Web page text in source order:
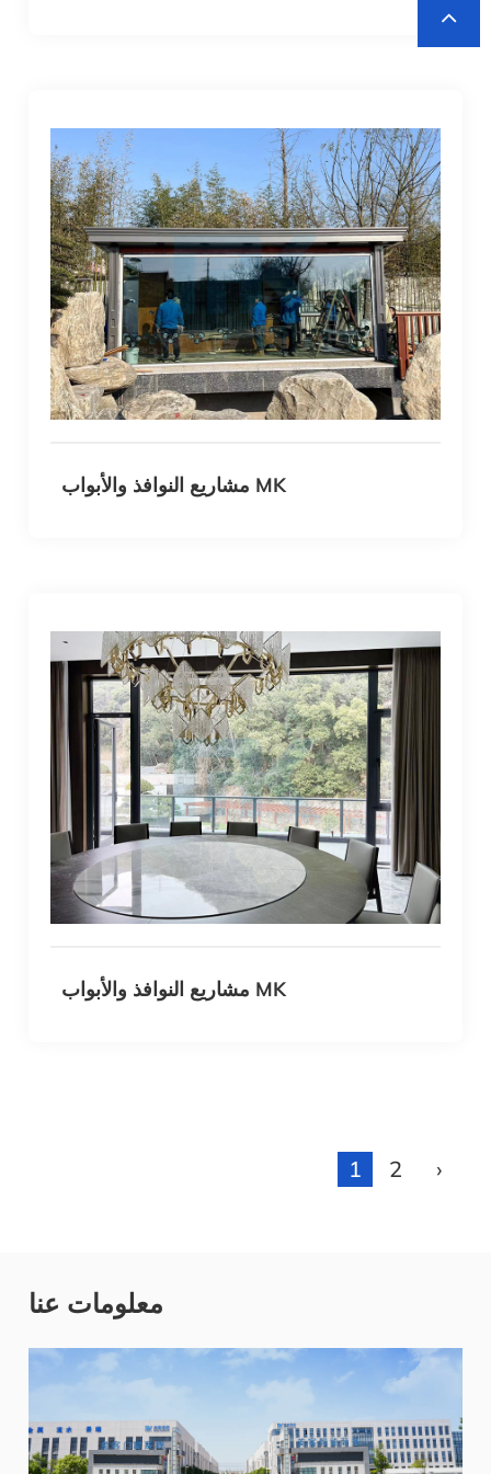
مشاريع النوافذ والأبواب MK
مشاريع النوافذ والأبواب MK
1 2 ›
معلومات عنا